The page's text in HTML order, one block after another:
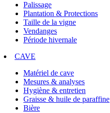
Palissage
Plantation & Protections
Taille de la vigne
Vendanges
Période hivernale
CAVE
Matériel de cave
Mesures & analyses
Hygiène & entretien
Graisse & huile de paraffine
Bière